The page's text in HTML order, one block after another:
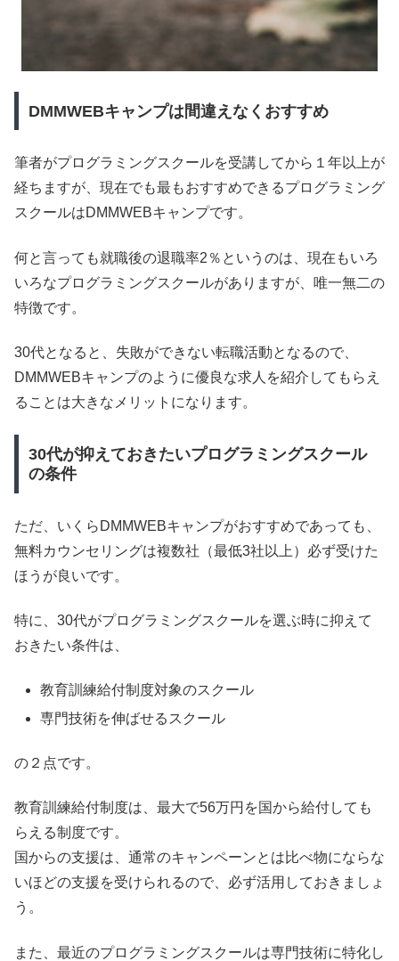
DMMWEBキャンプは間違えなくおすすめ
筆者がプログラミングスクールを受講してから１年以上が
経ちますが、現在でも最もおすすめできるプログラミング
スクールはDMMWEBキャンプです。
何と言っても就職後の退職率2％というのは、現在もいろ
いろなプログラミングスクールがありますが、唯一無二の
特徴です。
30代となると、失敗ができない転職活動となるので、
DMMWEBキャンプのように優良な求人を紹介してもらえ
ることは大きなメリットになります。
30代が抑えておきたいプログラミングスクール
の条件
ただ、いくらDMMWEBキャンプがおすすめであっても、
無料カウンセリングは複数社（最低3社以上）必ず受けた
ほうが良いです。
特に、30代がプログラミングスクールを選ぶ時に抑えて
おきたい条件は、
教育訓練給付制度対象のスクール
専門技術を伸ばせるスクール
の２点です。
教育訓練給付制度は、最大で56万円を国から給付しても
らえる制度です。
国からの支援は、通常のキャンペーンとは比べ物にならな
いほどの支援を受けられるので、必ず活用しておきましょ
う。
また、最近のプログラミングスクールは専門技術に特化し